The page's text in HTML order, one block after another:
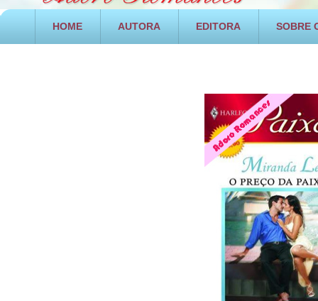
HOME AUTORA EDITORA SOBRE